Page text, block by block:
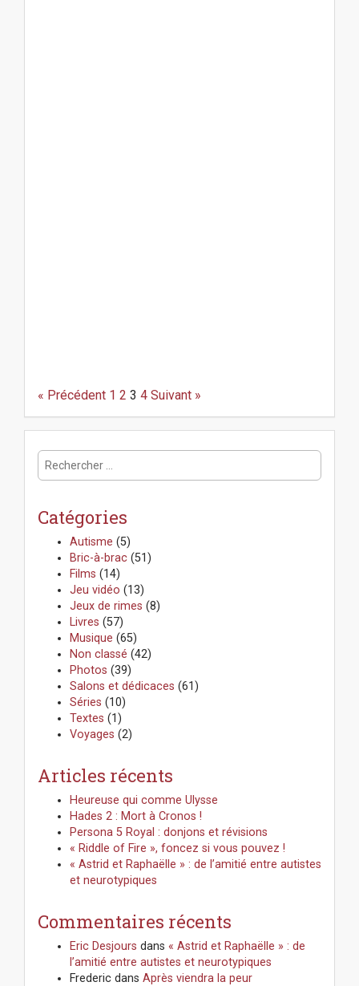
o
s
t
n
a
v
g
a
« Précédent 1 2 3 4 Suivant »
R
e
Catégories
Autisme (5)
Bric-à-brac (51)
Films (14)
Jeu vidéo (13)
Jeux de rimes (8)
Livres (57)
Musique (65)
Non classé (42)
Photos (39)
Salons et dédicaces (61)
Séries (10)
Textes (1)
Voyages (2)
Articles récents
Heureuse qui comme Ulysse
Hades 2 : Mort à Cronos !
Persona 5 Royal : donjons et révisions
« Riddle of Fire », foncez si vous pouvez !
« Astrid et Raphaëlle » : de l’amitié entre autistes
et neurotypiques
Commentaires récents
Eric Desjours dans « Astrid et Raphaëlle » : de
l’amitié entre autistes et neurotypiques
Frederic dans Après viendra la peur